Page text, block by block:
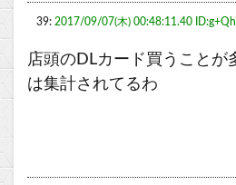
39: 2017/09/07(木) 00:48:11.40
店頭のDLカード買うことが
は集計されてるわ